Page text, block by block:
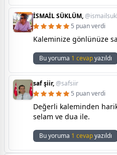
İSMAİL SÜKLÜM,
5 puan verdi
Kaleminize gönlünüze
Bu yoruma 1 cevapyazıldı
saf şiir,@safsiir
5 puan verdi
Değerli kaleminden
selam ve dua ile.
Bu yoruma 1 cevapyazıldı